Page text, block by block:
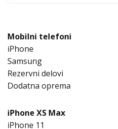
Mobilni telefoni
iPhone
Samsung
Rezervni delovi
Dodatna oprema
iPhone XS Max
iPhone 11